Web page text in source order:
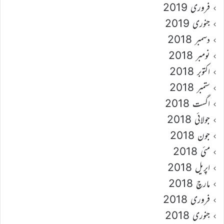
فروری 2019
جنوری 2019
دسمبر 2018
نومبر 2018
اکتوبر 2018
ستمبر 2018
اگست 2018
جولائی 2018
جون 2018
مئی 2018
اپریل 2018
مارچ 2018
فروری 2018
جنوری 2018